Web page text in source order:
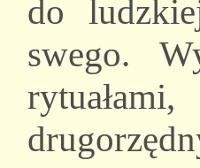
do
swego.